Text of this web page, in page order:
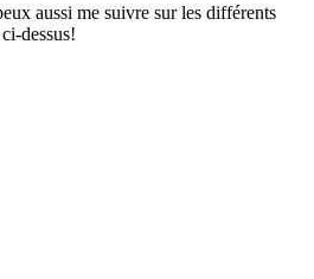
aussi me suivre sur les différents
dessus!